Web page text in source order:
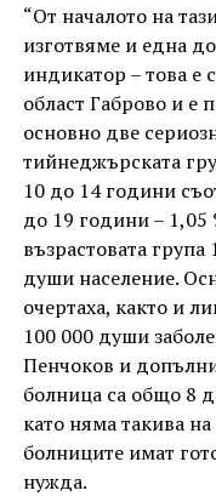
“От началото на
изготвяме и една
индикатор – това е
област Габрово и е
основно две
тийнеджърската
10 до 14 години
до 19 години – 1,05
възрастовата
души население.
очертаха, както и
100 000 души
Пенчоков и
болница са общо 8
като няма такива
болниците имат
нужда.